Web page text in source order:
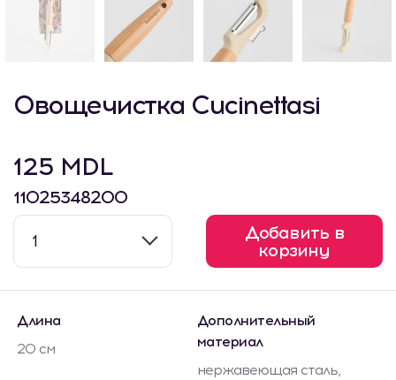
Овощечистка Cucinettasi
125 MDL
11025348200
1
Добавить в
корзину
Длина
20 см
Дополнительный
материал
нержавеющая сталь,